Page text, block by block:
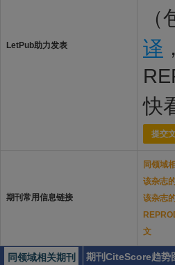
LetPub助力发表
（
译 ，
快
提交
期刊常用信息链接
同领域
该杂志
该杂志
文
同领域相关期刊 期刊CiteScore趋势